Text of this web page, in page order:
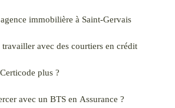
immobilière à Saint-Gervais
travailler avec des courtiers en crédit
plus ?
avec un BTS en Assurance ?